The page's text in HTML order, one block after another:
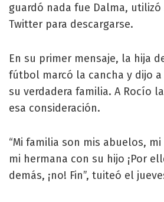
guardó nada fue Dalma,
Twitter para descargarse.
En su primer mensaje, la hija
fútbol marcó la cancha y dijo
su verdadera familia. A Rocío
esa consideración.
“Mi familia son mis abuelos,
mi hermana con su hijo ¡Por
demás, ¡no! Fin”, tuiteó el